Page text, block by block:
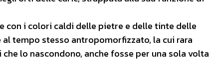
con i colori caldi delle pietre e delle tinte delle
tempo stesso antropomorfizzato, la cui rara
lo nascondono, anche fosse per una sola volta